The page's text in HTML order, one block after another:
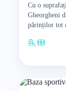
Cu o
Gheorgheni
părinților tot